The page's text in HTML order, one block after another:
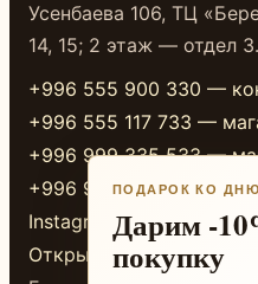
Усенбаева 106, ТЦ
14, 15; 2 этаж — отдел 3.
+996 555 900 330 —
+996 555 117 733 —
+996 999 335 533 —
+996 999 338 333 —
Instagram
Открыть в 2GIS
ПОДАРОК КО
Дарим -
покупку